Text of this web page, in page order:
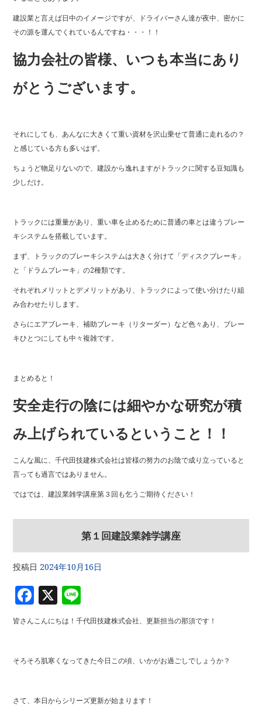
建設業と言えば日中のイメージですが、ドライバーさん達が夜中、密かに
その源を運んでくれているんですね・・・！！
協力会社の皆様、いつも本当にあり
がとうございます。
それにしても、あんなに大きくて重い資材を沢山乗せて普通に走れるの？
と感じている方も多いはず。
ちょうど物足りないので、建設から逸れますがトラックに関する豆知識も
少しだけ。
トラックには重量があり、重い車を止めるために普通の車とは違うブレー
キシステムを搭載しています。
まず、トラックのブレーキシステムは大きく分けて「ディスクブレーキ」
と「ドラムブレーキ」の2種類です。
それぞれメリットとデメリットがあり、トラックによって使い分けたり組
み合わせたりします。
さらにエアブレーキ、補助ブレーキ（リターダー）など色々あり、ブレー
キひとつにしても中々複雑です。
まとめると！
安全走行の陰には細やかな研究が積
み上げられているということ！！
こんな風に、千代田技建株式会社は皆様の努力のお陰で成り立っていると
言っても過言ではありません。
ではでは、建設業雑学講座第３回も乞うご期待ください！
第１回建設業雑学講座
投稿日 2024年10月16日
F
a
c
e
b
X
n
e
皆さんこんにちは！千代田技建株式会社、更新担当の那須です！
そろそろ肌寒くなってきた今日この頃、いかがお過ごしでしょうか？
さて、本日からシリーズ更新が始まります！